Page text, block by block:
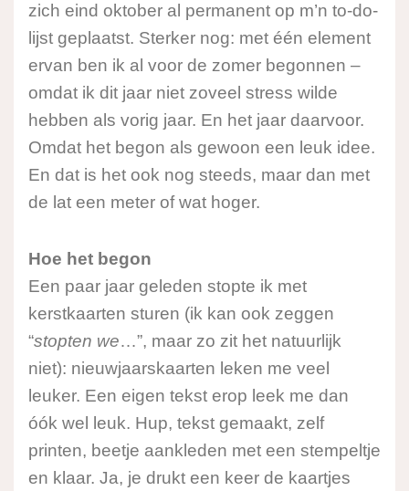
zich eind oktober al permanent op m’n to-do-
lijst geplaatst. Sterker nog: met één element
ervan ben ik al voor de zomer begonnen –
omdat ik dit jaar niet zoveel stress wilde
hebben als vorig jaar. En het jaar daarvoor.
Omdat het begon als gewoon een leuk idee.
En dat is het ook nog steeds, maar dan met
de lat een meter of wat hoger.
Hoe het begon
Een paar jaar geleden stopte ik met
kerstkaarten sturen (ik kan ook zeggen
“stopten we…”, maar zo zit het natuurlijk
niet): nieuwjaarskaarten leken me veel
leuker. Een eigen tekst erop leek me dan
óók wel leuk. Hup, tekst gemaakt, zelf
printen, beetje aankleden met een stempeltje
en klaar. Ja, je drukt een keer de kaartjes